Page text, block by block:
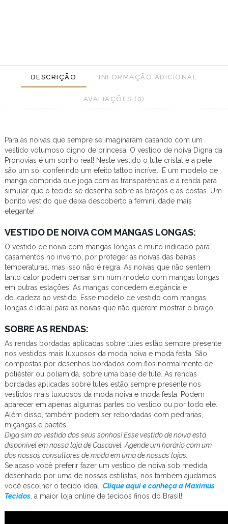
DESCRIÇÃO INFORMAÇÃO ADICIONAL
AVALIAÇÕES (0)
Para as noivas que sempre se imaginaram casando com um
vestido volumoso digno de princesa. O vestido de noiva Digna da
Pronovias é um sonho real! Neste vestido o tule cristal e a pele
são um só, conferindo um efeito tattoo incrível. É um modelo de
manga comprida que joga com as transparências e a renda para
simular que o tecido se desenha sobre as braços e as costas. Um
bonito vestido que deixa descoberto a feminilidade mais
elegante!
VESTIDO DE NOIVA COM MANGAS LONGAS:
O vestido de noiva com mangas longas é muito indicado para
casamentos no inverno, por proteger as noivas das baixas
temperaturas, mas isso não é regra. As noivas que não sentem
tanto calor podem pensar sim num modelo com mangas longas
em outras estações. As mangas concedem elegância e
delicadeza ao vestido. Esse modelo de vestido com mangas
longas é ideial para as noivas que não querem mostrar o braço.
SOBRE AS RENDAS:
As rendas bordadas aplicadas sobre tules estão sempre presente
nos vestidos mais luxuosos da moda noiva e moda festa. São
compostas por desenhos bordados com fios normalmente de
poliéster ou poliamida, sobre uma base de tule. As rendas
bordadas aplicadas sobre tules estão sempre presente nos
vestidos mais luxuosos da moda noiva e moda festa. Podem
aparecer em apenas algumas partes do vestido ou por todo ele.
Além disso, também podem ser rebordadas com pedrarias,
miçangas e paetês.
Diga sim ao vestido dos seus sonhos! Esse vestido de noiva está
disponível em nossa loja de Cascavel. Agende um horário com um
dos nossos consultores de moda em uma de nossas lojas.
Se acaso você preferir fazer um vestido de noiva sob medida,
desenhado por uma de nossas estilistas, nós também ajudamos
você escolher o tecido ideal. Clique aqui e conheça a Maximus
Tecidos, a maior loja online de tecidos finos do Brasil!